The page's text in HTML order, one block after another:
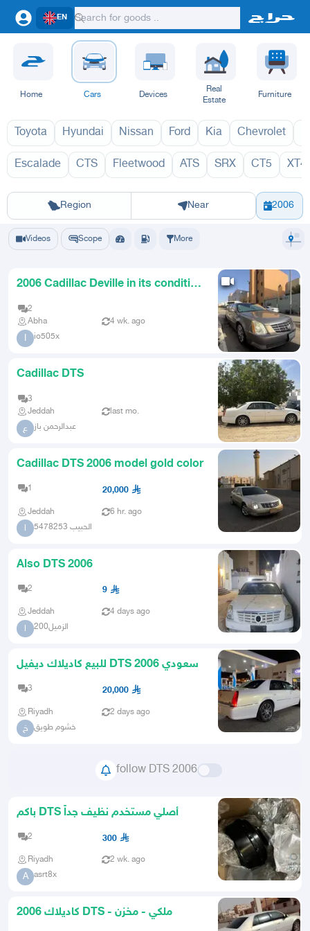
EN
Home Cars Devices
Real
Estate
Furniture
Toyota Hyundai Nissan Ford Kia Chevrolet
Escalade CTS Fleetwood ATS SRX CT5 XT4
Region
Riyadh Eastern Region Yanbu Hafar Al Batin Madinah
Near 2006
DTS 2027
Videos Scope More
2006 Cadillac Deville in its condition
2
Abha
4 wk. ago
I io505x
Cadillac DTS
3
Jeddah
last mo.
ع عبدالرحمن باز
Cadillac DTS 2006 model gold color
1 20,000
Jeddah 6 hr. ago
ا الحبيب 5478253
Also DTS 2006
2 9
Jeddah 4 days ago
ا الزميل200
للبيع كاديلاك ديفيل DTS 2006 سعودي
3 20,000
Riyadh 2 days ago
خ خشوم طويق
follow DTS 2006
باكم DTS أصلي مستخدم نظيف جداً
2 300
Riyadh 2 wk. ago
A asrt8x
2006 كاديلاك DTS - ملكي - مخزن